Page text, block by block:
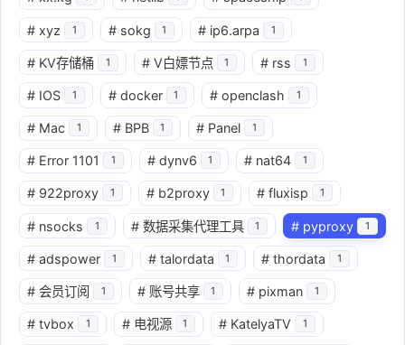
# xyz 1 # sokg 1 # ip6.arpa 1
# KV存储桶 1 # V白嫖节点 1 # rss 1
# IOS 1 # docker 1 # openclash 1
# Mac 1 # BPB 1 # Panel 1
# Error 1101 1 # dynv6 1 # nat64 1
# 922proxy 1 # b2proxy 1 # fluxisp 1
# nsocks 1 # 数据采集代理工具 1 # pyproxy 1
# adspower 1 # talordata 1 # thordata 1
# 会员订阅 1 # 账号共享 1 # pixman 1
# tvbox 1 # 电视源 1 # KatelyaTV 1